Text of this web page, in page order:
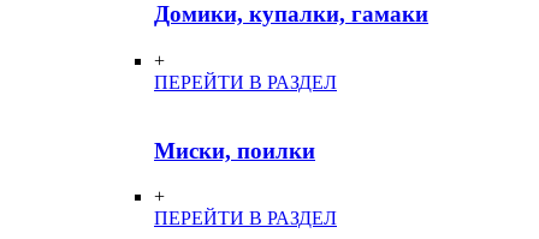
Домики, купалки, гамаки
+
ПЕРЕЙТИ В РАЗДЕЛ
Миски, поилки
+
ПЕРЕЙТИ В РАЗДЕЛ